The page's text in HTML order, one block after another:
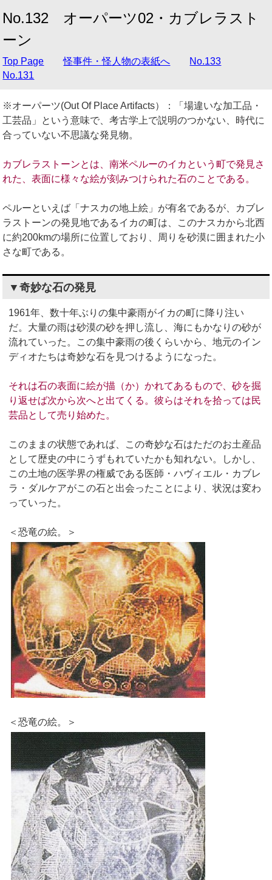
No.132 オーパーツ02・カブレラスト
ーン
Top Page 怪事件・怪人物の表紙へ
No.133
No.131
※オーパーツ(Out Of Place Artifacts）：「場違いな加工品・
工芸品」という意味で、考古学上で説明のつかない、時代に
合っていない不思議な発見物。
カブレラストーンとは、南米ペルーのイカという町で発見さ
れた、表面に様々な絵が刻みつけられた石のことである。
ペルーといえば「ナスカの地上絵」が有名であるが、カブレ
ラストーンの発見地であるイカの町は、このナスカから北西
に約200kmの場所に位置しており、周りを砂漠に囲まれた小
さな町である。
▼奇妙な石の発見
1961年、数十年ぶりの集中豪雨がイカの町に降り注い
だ。大量の雨は砂漠の砂を押し流し、海にもかなりの砂が
流れていった。この集中豪雨の後くらいから、地元のイン
ディオたちは奇妙な石を見つけるようになった。
それは石の表面に絵が描（か）かれてあるもので、砂を掘
り返せば次から次へと出てくる。彼らはそれを拾っては民
芸品として売り始めた。
このままの状態であれば、この奇妙な石はただのお土産品
として歴史の中にうずもれていたかも知れない。しかし、
この土地の医学界の権威である医師・ハヴィエル・カブレ
ラ・ダルケアがこの石と出会ったことにより、状況は変わ
っていった。
＜恐竜の絵。＞
＜恐竜の絵。＞